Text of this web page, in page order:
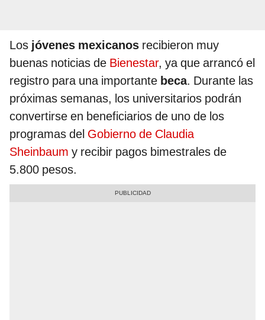
Los jóvenes mexicanos recibieron muy
buenas noticias de Bienestar, ya que arrancó el
registro para una importante beca. Durante las
próximas semanas, los universitarios podrán
convertirse en beneficiarios de uno de los
programas del Gobierno de Claudia
Sheinbaum y recibir pagos bimestrales de
5.800 pesos.